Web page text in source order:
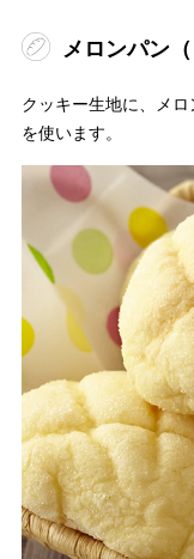
メロンパン
クッキー生地に、メ
を使います。